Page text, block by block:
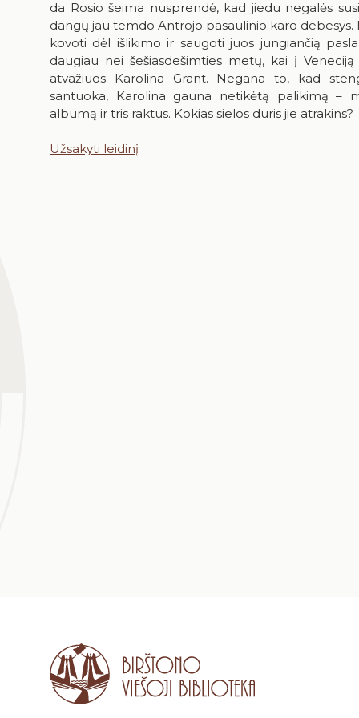
da Rosio šeima nusprendė, kad jiedu negalės
dangų jau temdo Antrojo pasaulinio karo debesys.
kovoti dėl išlikimo ir saugoti juos jungiančią
daugiau nei šešiasdešimties metų, kai į
atvažiuos Karolina Grant. Negana to, kad
santuoka, Karolina gauna netikėtą palikimą –
albumą ir tris raktus. Kokias sielos duris jie atrakins?
Užsakyti leidinį